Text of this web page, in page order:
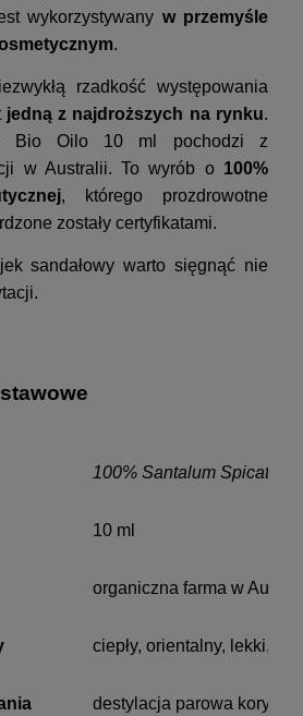
wykorzystywany w przemyśle
.
rzadkość występowania
jedną z najdroższych na rynku.
Bio Oilo 10 ml pochodzi z
w Australii. To wyrób o 100%
, którego prozdrowotne
zostały certyfikatami.
sandałowy warto sięgnąć nie
100% Santalum Spicatum
10 ml
organiczna farma w
ciepły, orientalny, lekki,
destylacja parowa kory i